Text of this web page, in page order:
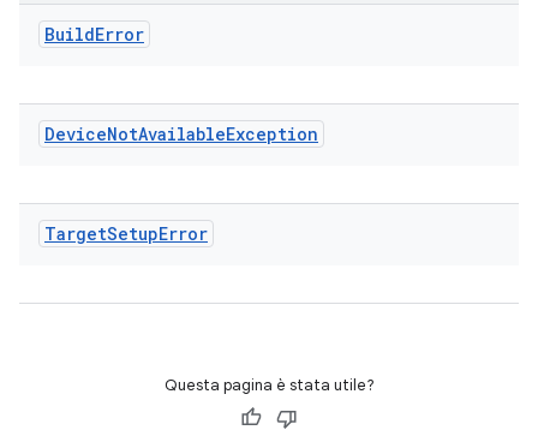
BuildError
DeviceNotAvailableException
TargetSetupError
Questa pagina è stata utile?